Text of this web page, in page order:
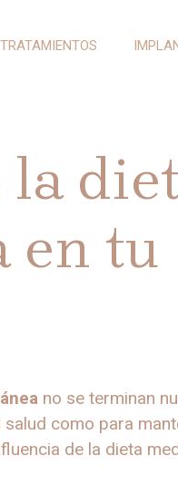
TRATAMIENTOS
la
en tu
no se terminan
como para
de la dieta